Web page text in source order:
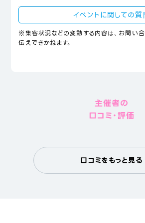
イベントに関しての質
※集客状況などの変動する内容は、お問い
伝えできかねます。
主催者の
口コミ・評価
口コミをもっと見る